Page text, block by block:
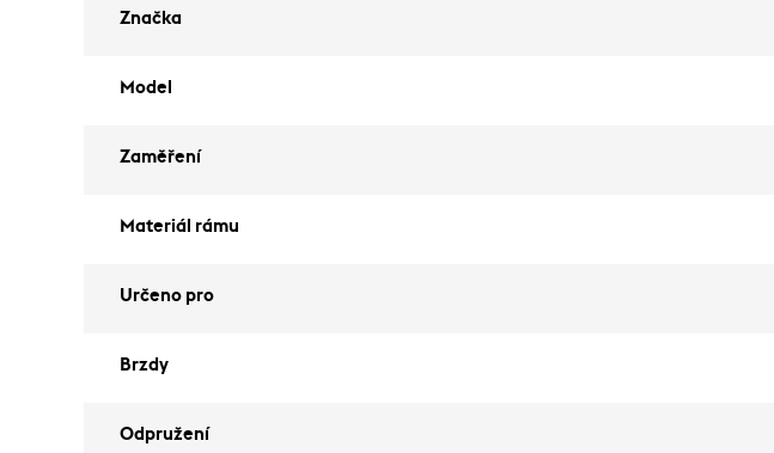
Značka
Model
Zaměření
Materiál rámu
Určeno pro
Brzdy
Odpružení